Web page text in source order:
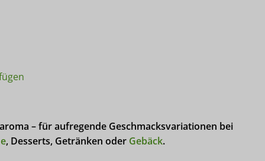
– für aufregende Geschmacksvariationen bei
, Desserts, Getränken oder Gebäck.